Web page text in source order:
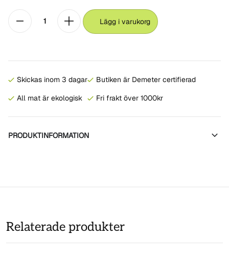
Lägg i varukorg
Skickas inom 3 dagar
All mat är ekologisk
Butiken är Demeter certifierad
Fri frakt över 1000kr
PRODUKTINFORMATION
Relaterade produkter